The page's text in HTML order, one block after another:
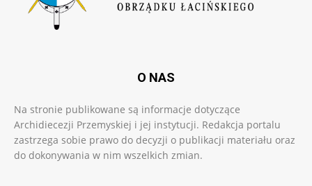
O NAS
Na stronie publikowane są informacje dotyczące
Archidiecezji Przemyskiej i jej instytucji. Redakcja portalu
zastrzega sobie prawo do decyzji o publikacji materiału oraz
do dokonywania w nim wszelkich zmian.